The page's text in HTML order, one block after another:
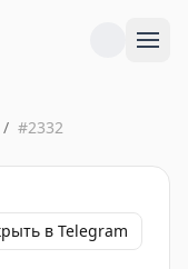
/ #2332
в Telegram